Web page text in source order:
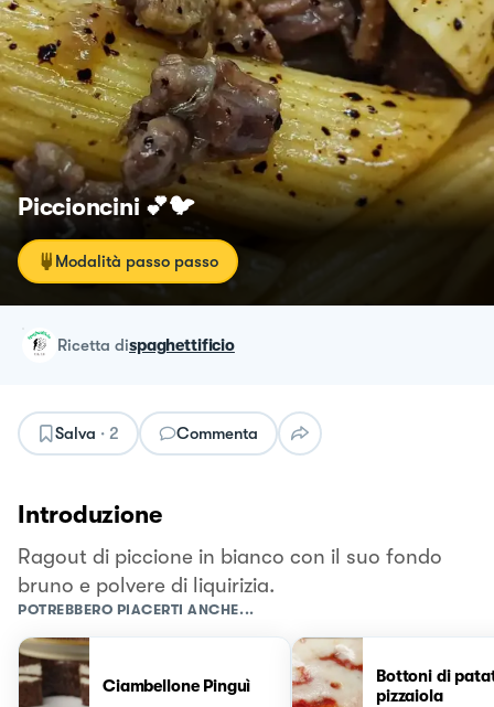
Piccioncini 💕🐦
Modalità passo passo
ricetta dispaghettificio
Salva · 2 Commenta
Introduzione
Ragout di piccione in bianco con il suo fondo
bruno e polvere di liquirizia.
POTREBBERO PIACERTI ANCHE...
Ciambellone Pinguì
Bottoni di
pizzaiola